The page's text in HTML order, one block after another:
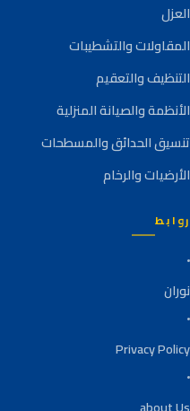
العزل
المقاولات والتشطيبات
التنظيف والتعقيم
الأنظمة والصيانة المنزلية
تنسيق الحدائق والمسطحات
الأرضيات والرخام
روابط
نوران
Privacy Policy